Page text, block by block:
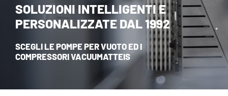
SOLUZIONI INTELLIGENTI E
PERSONALIZZATE DAL 1992
SCEGLI LE POMPE PER VUOTO ED I
COMPRESSORI VACUUMATTEIS